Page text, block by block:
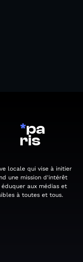
*pa
ris
locale qui vise à initier
une mission d'intérêt
aux médias et
à toutes et tous.